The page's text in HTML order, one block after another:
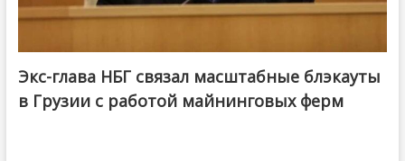
Экс-глава НБГ связал масштабные блэкауты
в Грузии с работой майнинговых ферм